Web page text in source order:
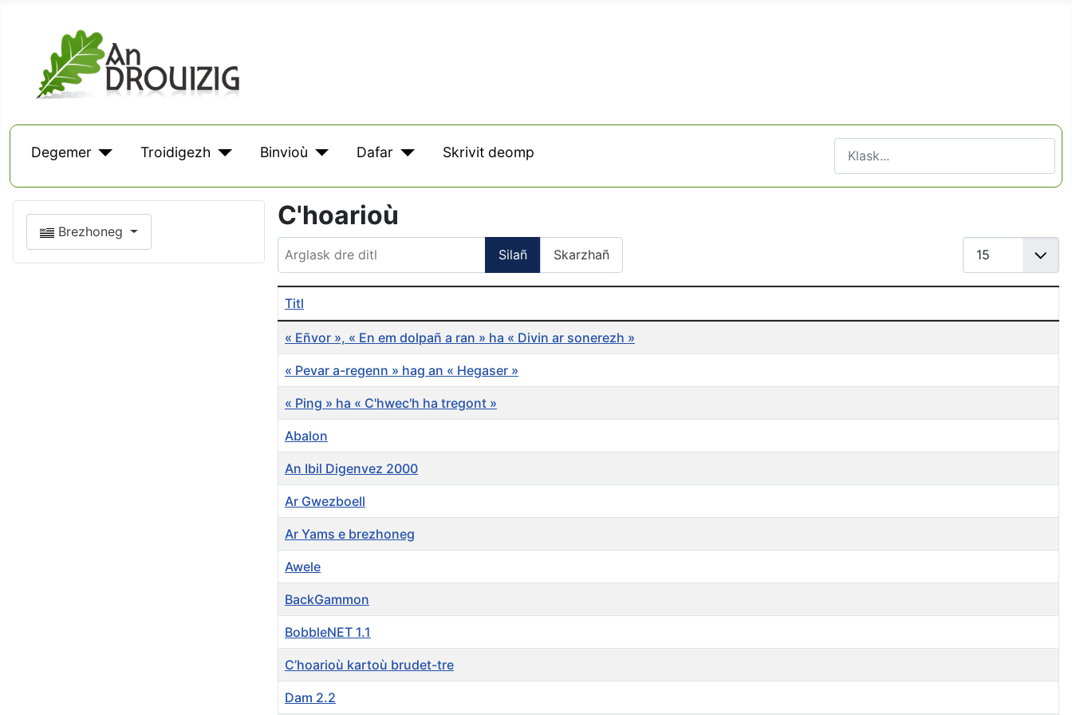
Degemer Troidigezh Binvioù Dafar Skrivit deomp
Type 2 or more characters for results.
Brezhoneg
C'hoarioù
Silañ Skarzhañ
Titl
« Eñvor », « En em dolpañ a ran » ha « Divin ar sonerezh »
« Pevar a-regenn » hag an « Hegaser »
« Ping » ha « C'hwec'h ha tregont »
Abalon
An Ibil Digenvez 2000
Ar Gwezboell
Ar Yams e brezhoneg
Awele
BackGammon
BobbleNET 1.1
C’hoarioù kartoù brudet-tre
Dam 2.2